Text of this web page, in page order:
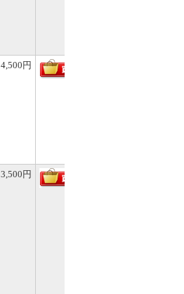
4,500円
3,500円